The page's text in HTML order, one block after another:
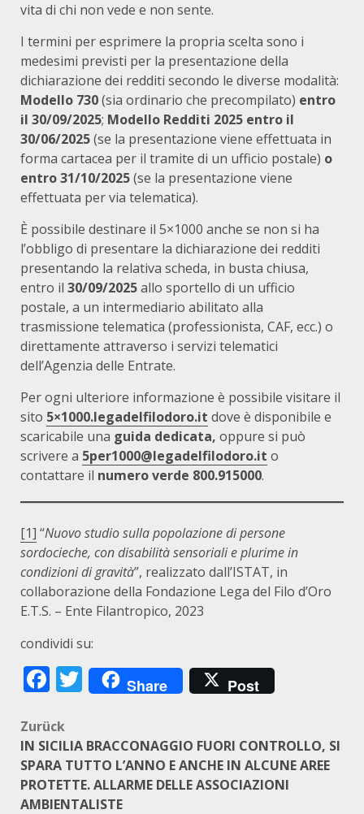
vita di chi non vede e non sente.
I termini per esprimere la propria scelta sono i
medesimi previsti per la presentazione della
dichiarazione dei redditi secondo le diverse modalità:
Modello 730(sia ordinario che precompilato) entro
il 30/09/2025; Modello Redditi 2025 entro il
30/06/2025(se la presentazione viene effettuata in
forma cartacea per il tramite di un ufficio postale) o
entro 31/10/2025(se la presentazione viene
effettuata per via telematica).
È possibile destinare il 5×1000 anche se non si ha
l’obbligo di presentare la dichiarazione dei redditi
presentando la relativa scheda, in busta chiusa,
entro il 30/09/2025allo sportello di un ufficio
postale, a un intermediario abilitato alla
trasmissione telematica (professionista, CAF, ecc.) o
direttamente attraverso i servizi telematici
dell’Agenzia delle Entrate.
Per ogni ulteriore informazione è possibile visitare il
sito 5×1000.legadelfilodoro.it dove è disponibile e
scaricabile una guida dedicata, oppure si può
scrivere a 5per1000@legadelfilodoro.it o
contattare il numero verde 800.915000.
[1] “Nuovo studio sulla popolazione di persone
sordocieche, con disabilità sensoriali e plurime in
condizioni di gravità”, realizzato dall’ISTAT, in
collaborazione della Fondazione Lega del Filo d’Oro
E.T.S. – Ente Filantropico, 2023
condividi su:
Facebook
Twitter
Share Post
Beitragsnavigation
Zurück
IN SICILIA BRACCONAGGIO FUORI CONTROLLO, SI
SPARA TUTTO L’ANNO E ANCHE IN ALCUNE AREE
PROTETTE. ALLARME DELLE ASSOCIAZIONI
AMBIENTALISTE